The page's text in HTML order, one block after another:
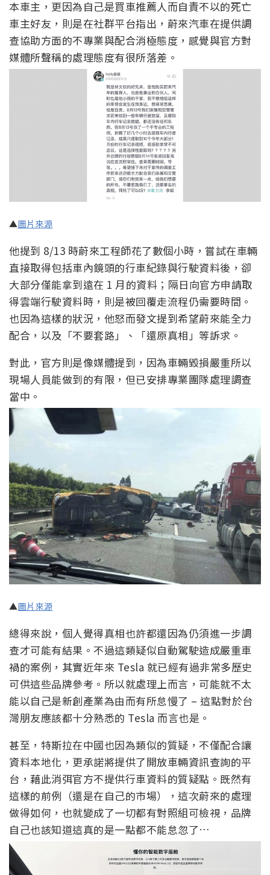
本車主，更因為自己是買車推薦人而自責不以的死亡
車主好友，則是在社群平台指出，蔚來汽車在提供調
查協助方面的不專業與配合消極態度，感覺與官方對
媒體所聲稱的處理態度有很所落差。
▲圖片來源
他提到 8/13 時蔚來工程師花了數個小時，嘗試在車輛
直接取得包括車內鏡頭的行車紀錄與行駛資料後，卻
大部分僅能拿到遠在 1 月的資料；隔日向官方申請取
得雲端行駛資料時，則是被回覆走流程仍需要時間。
也因為這樣的狀況，他怒而發文提到希望蔚來能全力
配合，以及「不要套路」、「還原真相」等訴求。
對此，官方則是像媒體提到，因為車輛毀損嚴重所以
現場人員能做到的有限，但已安排專業團隊處理調查
當中。
▲圖片來源
總得來說，個人覺得真相也許都還因為仍須進一步調
查才可能有結果。不過這類疑似自動駕駛造成嚴重車
禍的案例，其實近年來 Tesla 就已經有過非常多歷史
可供這些品牌參考。所以就處理上而言，可能就不太
能以自己是新創產業為由而有所怠慢了 – 這點對於台
灣朋友應該都十分熟悉的 Tesla 而言也是。
甚至，特斯拉在中國也因為類似的質疑，不僅配合讓
資料本地化，更承諾將提供了開放車輛資訊查詢的平
台，藉此消弭官方不提供行車資料的質疑點。既然有
這樣的前例（還是在自己的市場），這次蔚來的處理
做得如何，也就變成了一切都有對照組可檢視，品牌
自己也該知道這真的是一點都不能怠忽了…